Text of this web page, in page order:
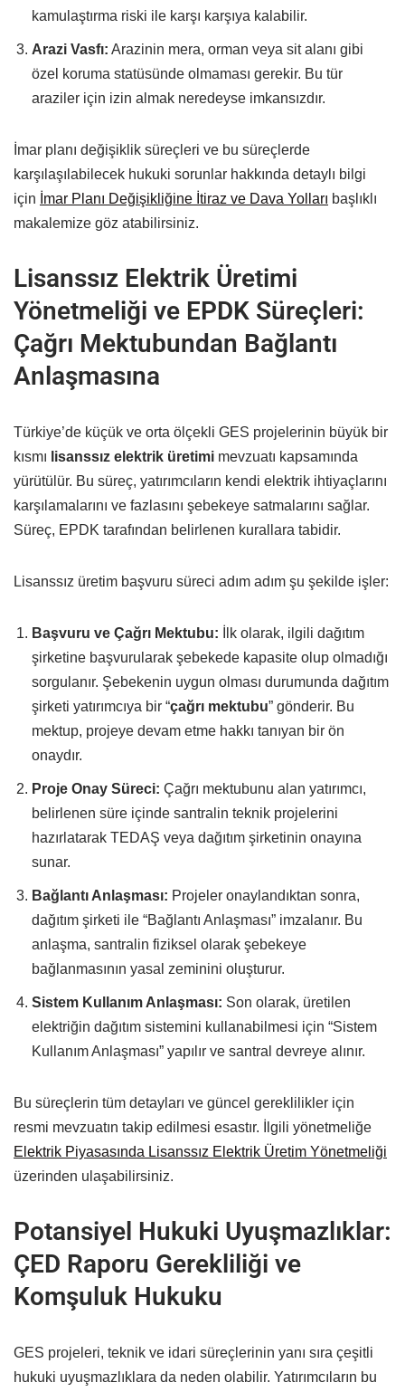
kamulaştırma riski ile karşı karşıya kalabilir.
Arazi Vasfı: Arazinin mera, orman veya sit alanı gibi
özel koruma statüsünde olmaması gerekir. Bu tür
araziler için izin almak neredeyse imkansızdır.
İmar planı değişiklik süreçleri ve bu süreçlerde
karşılaşılabilecek hukuki sorunlar hakkında detaylı bilgi
için İmar Planı Değişikliğine İtiraz ve Dava Yolları başlıklı
makalemize göz atabilirsiniz.
Lisanssız Elektrik Üretimi
Yönetmeliği ve EPDK Süreçleri:
Çağrı Mektubundan Bağlantı
Anlaşmasına
Türkiye’de küçük ve orta ölçekli GES projelerinin büyük bir
kısmı lisanssız elektrik üretimi mevzuatı kapsamında
yürütülür. Bu süreç, yatırımcıların kendi elektrik ihtiyaçlarını
karşılamalarını ve fazlasını şebekeye satmalarını sağlar.
Süreç, EPDK tarafından belirlenen kurallara tabidir.
Lisanssız üretim başvuru süreci adım adım şu şekilde işler:
Başvuru ve Çağrı Mektubu: İlk olarak, ilgili dağıtım
şirketine başvurularak şebekede kapasite olup olmadığı
sorgulanır. Şebekenin uygun olması durumunda dağıtım
şirketi yatırımcıya bir “çağrı mektubu” gönderir. Bu
mektup, projeye devam etme hakkı tanıyan bir ön
onaydır.
Proje Onay Süreci: Çağrı mektubunu alan yatırımcı,
belirlenen süre içinde santralin teknik projelerini
hazırlatarak TEDAŞ veya dağıtım şirketinin onayına
sunar.
Bağlantı Anlaşması: Projeler onaylandıktan sonra,
dağıtım şirketi ile “Bağlantı Anlaşması” imzalanır. Bu
anlaşma, santralin fiziksel olarak şebekeye
bağlanmasının yasal zeminini oluşturur.
Sistem Kullanım Anlaşması: Son olarak, üretilen
elektriğin dağıtım sistemini kullanabilmesi için “Sistem
Kullanım Anlaşması” yapılır ve santral devreye alınır.
Bu süreçlerin tüm detayları ve güncel gereklilikler için
resmi mevzuatın takip edilmesi esastır. İlgili yönetmeliğe
Elektrik Piyasasında Lisanssız Elektrik Üretim Yönetmeliği
üzerinden ulaşabilirsiniz.
Potansiyel Hukuki Uyuşmazlıklar:
ÇED Raporu Gerekliliği ve
Komşuluk Hukuku
GES projeleri, teknik ve idari süreçlerinin yanı sıra çeşitli
hukuki uyuşmazlıklara da neden olabilir. Yatırımcıların bu